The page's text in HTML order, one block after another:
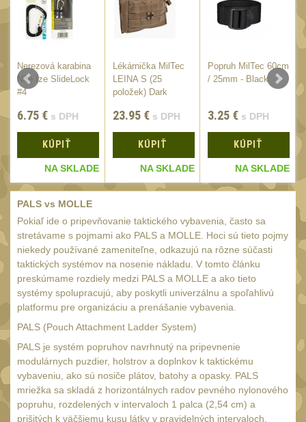
baterie2
Svítilny pro 18650
Svítilny pro
CR123A/16340 Li-Ion
baterie 3
Kapesní svítilny
Svietidlá s magnetom
Potápačské svietidlá2
Nabíjačky17
Adaptér pro nabíječku8
Akumulátory a baterie
186501
14500 / AA / AAA
16340 a CR123
Držiaky a
príslušenstvo
Nerezová karabina
Nite Ize SlideLock
#4
6.75 € s DPH
KÚPIŤ
NA SKLADE
Lékárnička MilTec
LEINA S (25
položek) Dark
23.95 € s DPH
KÚPIŤ
NA SKLADE
Popruh MilTec 60cm
/ 25mm - Black
3.25 € s DPH
KÚPIŤ
NA SKLADE
PALS vs MOLLE
Pokiaľ ide o pripevňovanie taktického vybavenia, často sa
stretávame s pojmami ako PALS a MOLLE. Hoci sú tieto pojmy
niekedy používané zameniteľne, odkazujú na rôzne súčasti
taktických systémov na nosenie nákladu. V tomto článku
preskúmame rozdiely medzi PALS a MOLLE a ako tieto
systémy spolupracujú, aby poskytli univerzálnu a spoľahlivú
platformu pre organizáciu a prenášanie vybavenia.
PALS (Pouch Attachment Ladder System)
PALS je systém popruhov navrhnutý na pripevnenie
modulárnych puzdier, holstrov a doplnkov k taktickému
vybaveniu, ako sú nosiče plátov, batohy a opasky. PALS
mriežka sa skladá z horizontálnych radov pevného nylonového
popruhu, rozdelených v intervaloch 1 palca (2,54 cm) a
prišitých k väčšiemu kusu látky v pravidelných intervaloch.